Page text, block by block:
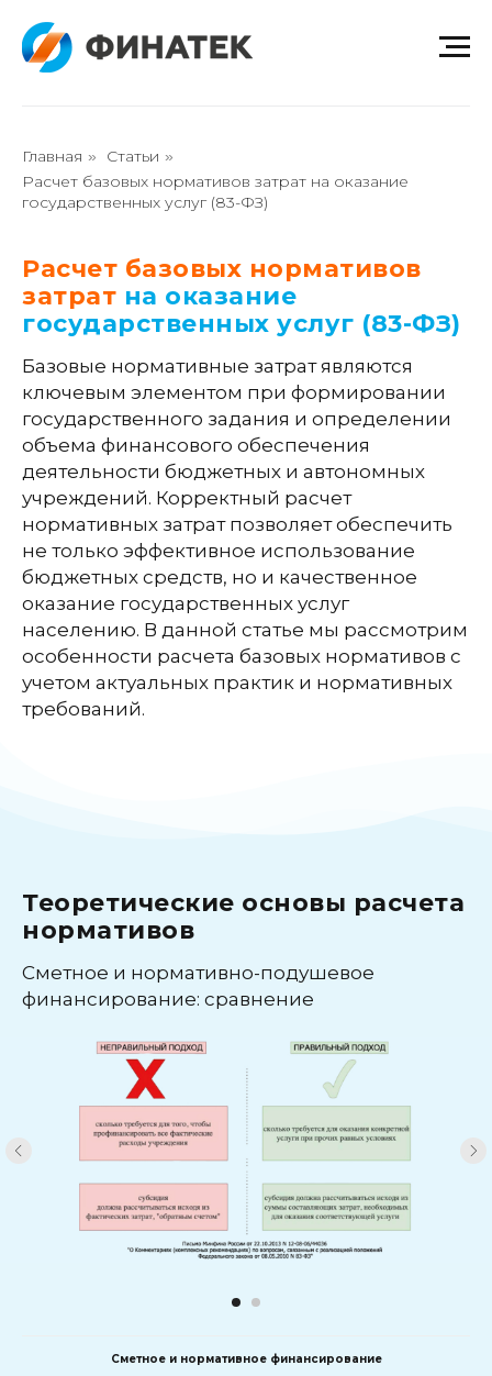
Главная » Статьи »
Расчет базовых нормативов затрат на оказание
государственных услуг (83-ФЗ)
Расчет базовых нормативов
затрат на оказание
государственных услуг (83-ФЗ)
Базовые нормативные затрат являются
ключевым элементом при формировании
государственного задания и определении
объема финансового обеспечения
деятельности бюджетных и автономных
учреждений. Корректный расчет
нормативных затрат позволяет обеспечить
не только эффективное использование
бюджетных средств, но и качественное
оказание государственных услуг
населению. В данной статье мы рассмотрим
особенности расчета базовых нормативов с
учетом актуальных практик и нормативных
требований.
Теоретические основы расчета
нормативов
Сметное и нормативно-подушевое
финансирование: сравнение
Сметное и нормативное финансирование